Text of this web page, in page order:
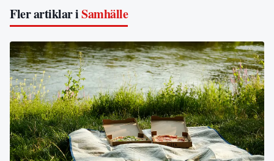
Fler artiklar iSamhälle